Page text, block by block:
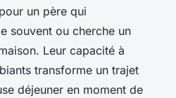
un père qui
souvent ou cherche un
Leur capacité à
transforme un trajet
déjeuner en moment de